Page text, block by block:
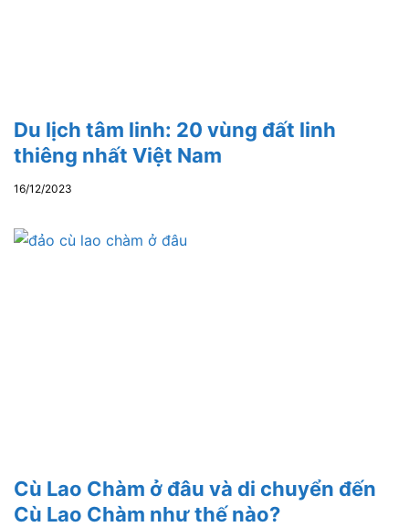
Du lịch tâm linh: 20 vùng đất linh
thiêng nhất Việt Nam
16/12/2023
Cù Lao Chàm ở đâu và di chuyển đến
Cù Lao Chàm như thế nào?